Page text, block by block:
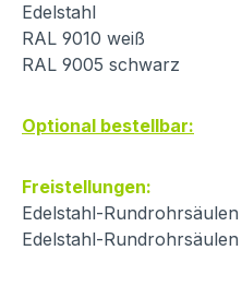
Edelstahl
RAL 9010 weiß
RAL 9005 schwarz
Optional bestellbar:
Freistellungen:
Edelstahl-
Edelstahl-